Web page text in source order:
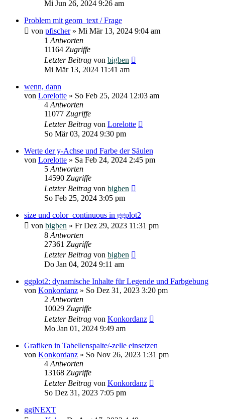
Mi Jun 26, 2024 9:26 am
Problem mit geom_text / Frage
von pfischer» Mi Mär 13, 2024 9:04 am
1 Antworten
11164 Zugriffe
Letzter Beitrag von bigben
Mi Mär 13, 2024 11:41 am
wenn, dann
von Lorelotte » So Feb 25, 2024 12:03 am
4 Antworten
11077 Zugriffe
Letzter Beitrag von Lorelotte
So Mär 03, 2024 9:30 pm
Werte der y-Achse und Farbe der Säulen
von Lorelotte » Sa Feb 24, 2024 2:45 pm
5 Antworten
14590 Zugriffe
Letzter Beitrag von bigben
So Feb 25, 2024 3:05 pm
size und color_continuous in ggplot2
von bigben » Fr Dez 29, 2023 11:31 pm
8 Antworten
27361 Zugriffe
Letzter Beitrag von bigben
Do Jan 04, 2024 9:11 am
ggplot2: dynamische Inhalte für Legende und Farbgebung
von Konkordanz » So Dez 31, 2023 3:20 pm
2 Antworten
10029 Zugriffe
Letzter Beitrag von Konkordanz
Mo Jan 01, 2024 9:49 am
Grafiken in Tabellenspalte/-zelle einsetzen
von Konkordanz » So Nov 26, 2023 1:31 pm
4 Antworten
13168 Zugriffe
Letzter Beitrag von Konkordanz
So Dez 31, 2023 7:05 pm
ggiNEXT